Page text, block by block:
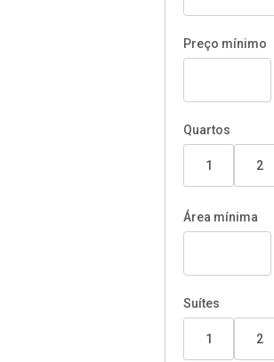
Preço mínimo
Quartos
1 2
Área mínima
Suítes
1 2